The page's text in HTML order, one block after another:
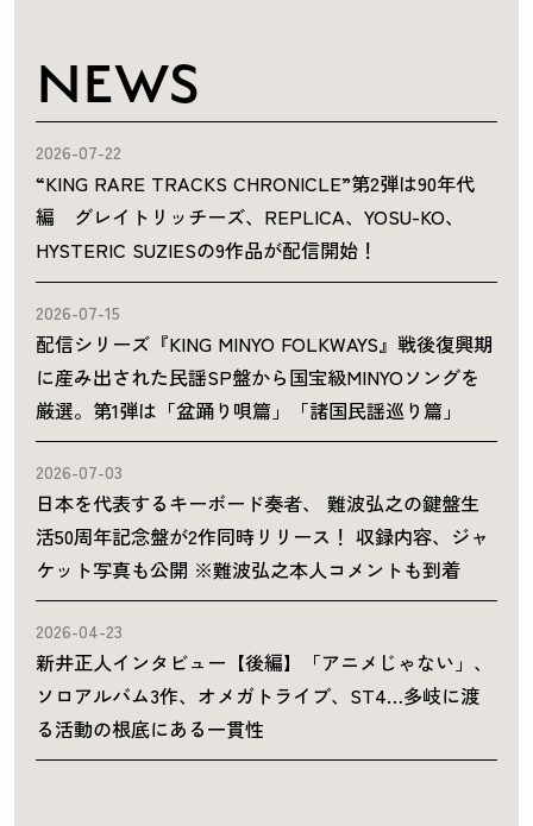
NEWS
2026-07-22
“KING RARE TRACKS CHRONICLE”第2弾は90年代
編 グレイトリッチーズ、REPLICA、YOSU-KO、
HYSTERIC SUZIESの9作品が配信開始！
2026-07-15
配信シリーズ『KING MINYO FOLKWAYS』戦後復興期
に産み出された民謡SP盤から国宝級MINYOソングを
厳選。第1弾は「盆踊り唄篇」「諸国民謡巡り篇」
2026-07-03
日本を代表するキーボード奏者、 難波弘之の鍵盤生
活50周年記念盤が2作同時リリース！ 収録内容、ジャ
ケット写真も公開 ※難波弘之本人コメントも到着
2026-04-23
新井正人インタビュー【後編】「アニメじゃない」、
ソロアルバム3作、オメガトライブ、ST4…多岐に渡
る活動の根底にある一貫性